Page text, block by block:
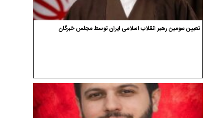
تعیین سومین رهبر انقلاب اسلامی ایران توسط مجلس خبرگان